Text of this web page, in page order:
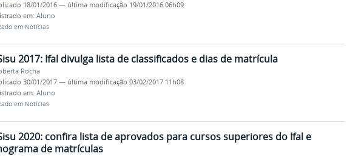
18/01/2016 — última modificação 19/01/2016 06h09
em: Aluno
em Notícias
2017: Ifal divulga lista de classificados e dias de matrícula
Rocha
30/01/2017 — última modificação 03/02/2017 11h08
em: Aluno
em Notícias
2020: confira lista de aprovados para cursos superiores do Ifal e
de matrículas